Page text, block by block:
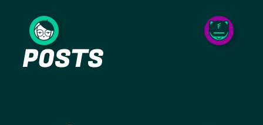
contenido
POSTS